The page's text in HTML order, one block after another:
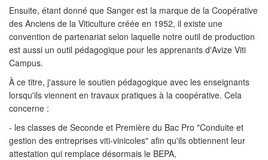
Ensuite, étant donné que Sanger est la marque de la Coopérative
des Anciens de la Viticulture créée en 1952, il existe une
convention de partenariat selon laquelle notre outil de production
est aussi un outil pédagogique pour les apprenants d'Avize Viti
Campus.
À ce titre, j'assure le soutien pédagogique avec les enseignants
lorsqu'ils viennent en travaux pratiques à la coopérative. Cela
concerne :
- les classes de Seconde et Première du Bac Pro "Conduite et
gestion des entreprises viti-vinicoles" afin qu'ils obtiennent leur
attestation qui remplace désormais le BEPA,